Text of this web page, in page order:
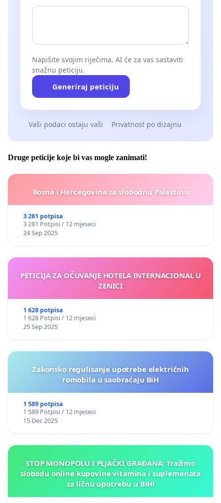
Napišite svojim riječima. AI će za vas sastaviti
snažnu peticiju.
Generiraj peticiju
Vaši podaci ostaju vaši Privatnost po dizajnu
Druge peticije koje bi vas mogle zanimati!
Bosna i Hercegovina za slobodnu Palestinu
3 281 potpisa
3 281 Potpisi / 12 mjeseci
24 Sep 2025
PETICIJA ZA OČUVANJE HOTELA INTERNACIONAL U
ZENICI
1 628 potpisa
1 628 Potpisi / 12 mjeseci
25 Sep 2025
Zakonsko regulisanje upotrebe električnih
romobila u saobraćaju BiH
1 589 potpisa
1 589 Potpisi / 12 mjeseci
15 Dec 2025
STOP MONOPOLU I PLJAČKI GRAĐANA: Tražimo
slobodu online kupovine vitamina i suplemenata
za ličnu upotrebu u BiH!